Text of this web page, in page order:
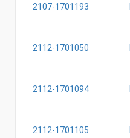
2107-1701193
2112-1701050
2112-1701094
2112-1701105